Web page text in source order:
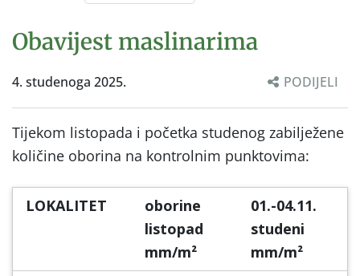
Obavijest maslinarima
4. studenoga 2025. PODIJELI
Tijekom listopada i početka studenog zabilježene
količine oborina na kontrolnim punktovima:
LOKALITET
oborine
listopad
mm/m²
01.-04.11.
studeni
mm/m²